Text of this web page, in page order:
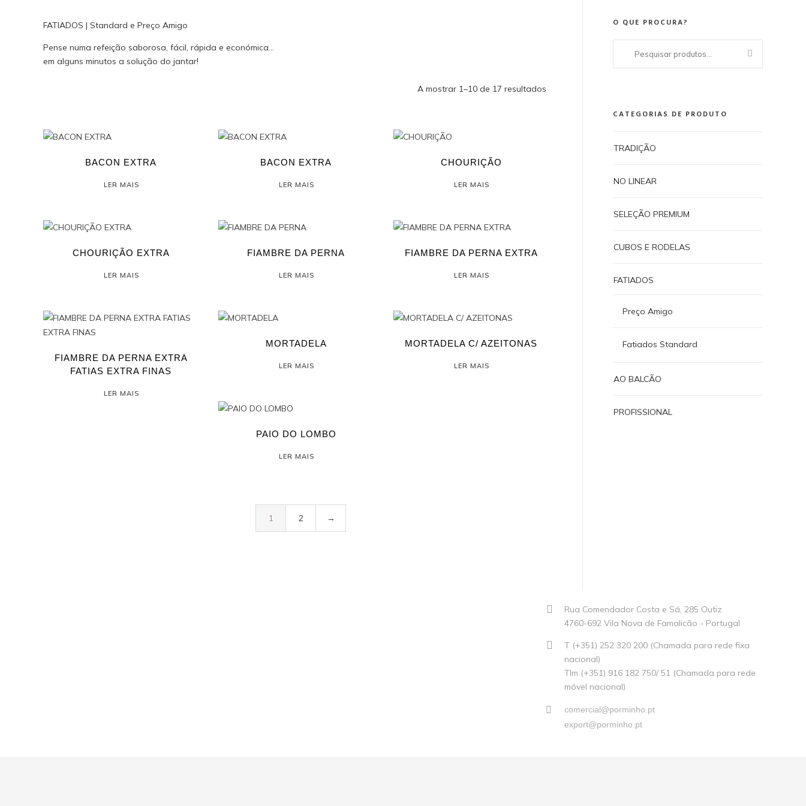
FATIADOS | Standard e Preço Amigo
Pense numa refeição saborosa, fácil, rápida e económica…
em alguns minutos a solução do jantar!
A mostrar 1–10 de 17 resultados
BACON EXTRA
LER MAIS
BACON EXTRA
LER MAIS
CHOURIÇÃO
LER MAIS
CHOURIÇÃO EXTRA
LER MAIS
FIAMBRE DA PERNA
LER MAIS
FIAMBRE DA PERNA EXTRA
LER MAIS
FIAMBRE DA PERNA EXTRA
FATIAS EXTRA FINAS
LER MAIS
MORTADELA
LER MAIS
MORTADELA C/ AZEITONAS
LER MAIS
PAIO DO LOMBO
LER MAIS
1 2 →
O QUE PROCURA?
CATEGORIAS DE PRODUTO
TRADIÇÃO
NO LINEAR
SELEÇÃO PREMIUM
CUBOS E RODELAS
FATIADOS
Preço Amigo
Fatiados Standard
AO BALCÃO
PROFISSIONAL
Rua Comendador Costa e Sá, 285 Outiz
4760-692 Vila Nova de Famalicão - Portugal
T (+351) 252 320 200 (Chamada para rede fixa
nacional)
Tlm (+351) 916 182 750/ 51 (Chamada para rede
móvel nacional)
comercial@porminho.pt
export@porminho.pt